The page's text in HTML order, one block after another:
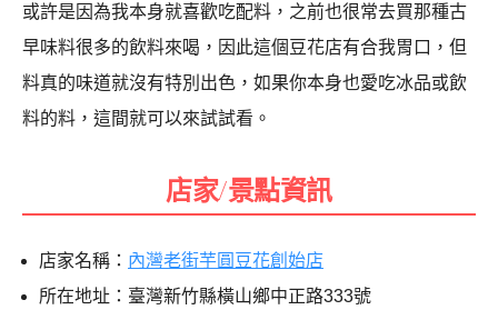
或許是因為我本身就喜歡吃配料，之前也很常去買那種古
早味料很多的飲料來喝，因此這個豆花店有合我胃口，但
料真的味道就沒有特別出色，如果你本身也愛吃冰品或飲
料的料，這間就可以來試試看。
店家/景點資訊
店家名稱： 內灣老街芋圓豆花創始店
所在地址：臺灣新竹縣橫山鄉中正路333號